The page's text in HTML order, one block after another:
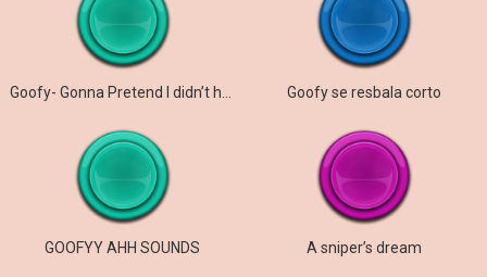
Goofy se resbala corto
GOOFYY AHH SOUNDS A sniper’s dream